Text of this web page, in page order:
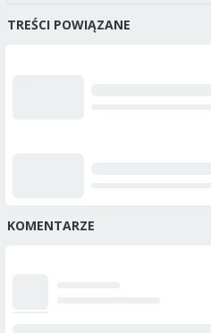
TREŚCI POWIĄZANE
KOMENTARZE